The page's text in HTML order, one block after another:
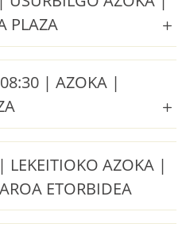
PLAZA
| AZOKA |
LEKEITIOKO AZOKA |
ETORBIDEA